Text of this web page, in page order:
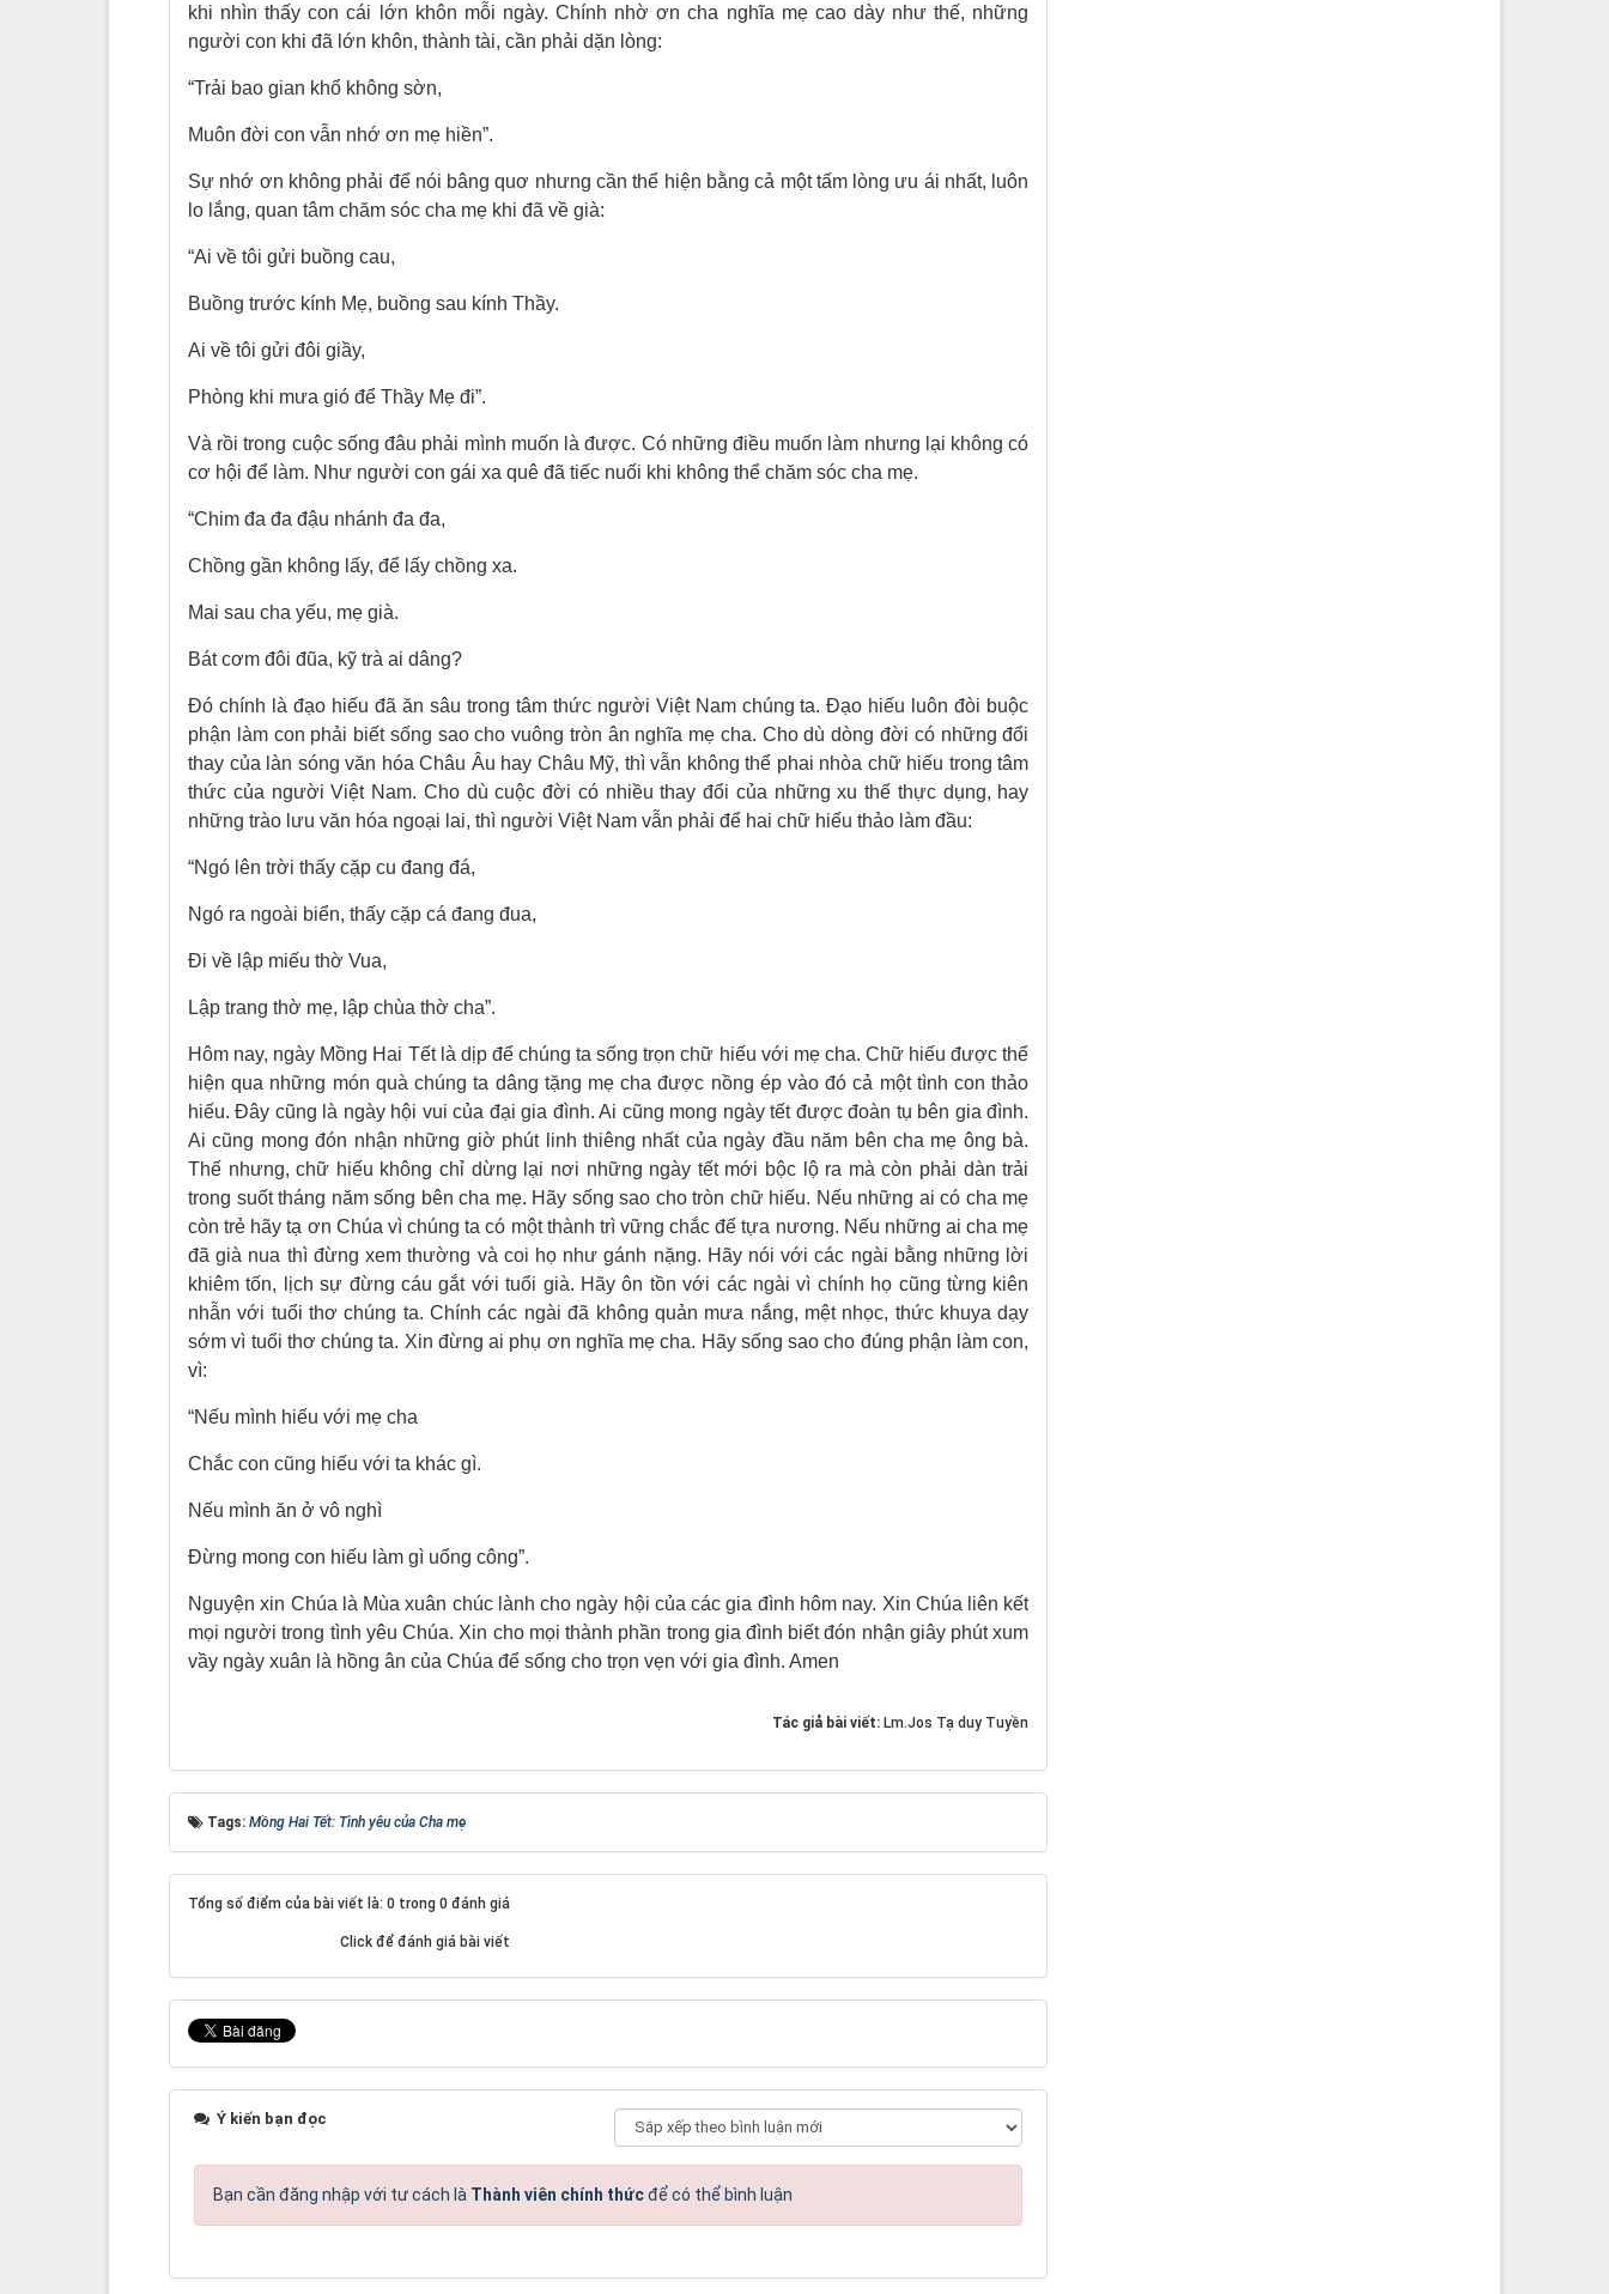
khi nhìn thấy con cái lớn khôn mỗi ngày. Chính nhờ ơn cha nghĩa mẹ cao dày như thế, những
người con khi đã lớn khôn, thành tài, cần phải dặn lòng:
“Trải bao gian khổ không sờn,
Muôn đời con vẫn nhớ ơn mẹ hiền”.
Sự nhớ ơn không phải để nói bâng quơ nhưng cần thể hiện bằng cả một tấm lòng ưu ái nhất, luôn
lo lắng, quan tâm chăm sóc cha mẹ khi đã về già:
“Ai về tôi gửi buồng cau,
Buồng trước kính Mẹ, buồng sau kính Thầy.
Ai về tôi gửi đôi giầy,
Phòng khi mưa gió để Thầy Mẹ đi”.
Và rồi trong cuộc sống đâu phải mình muốn là được. Có những điều muốn làm nhưng lại không có
cơ hội để làm. Như người con gái xa quê đã tiếc nuối khi không thể chăm sóc cha mẹ.
“Chim đa đa đậu nhánh đa đa,
Chồng gần không lấy, để lấy chồng xa.
Mai sau cha yếu, mẹ già.
Bát cơm đôi đũa, kỹ trà ai dâng?
Đó chính là đạo hiếu đã ăn sâu trong tâm thức người Việt Nam chúng ta. Đạo hiếu luôn đòi buộc
phận làm con phải biết sống sao cho vuông tròn ân nghĩa mẹ cha. Cho dù dòng đời có những đổi
thay của làn sóng văn hóa Châu Âu hay Châu Mỹ, thì vẫn không thể phai nhòa chữ hiếu trong tâm
thức của người Việt Nam. Cho dù cuộc đời có nhiều thay đổi của những xu thế thực dụng, hay
những trào lưu văn hóa ngoại lai, thì người Việt Nam vẫn phải để hai chữ hiếu thảo làm đầu:
“Ngó lên trời thấy cặp cu đang đá,
Ngó ra ngoài biển, thấy cặp cá đang đua,
Đi về lập miếu thờ Vua,
Lập trang thờ mẹ, lập chùa thờ cha”.
Hôm nay, ngày Mồng Hai Tết là dịp để chúng ta sống trọn chữ hiếu với mẹ cha. Chữ hiếu được thể
hiện qua những món quà chúng ta dâng tặng mẹ cha được nồng ép vào đó cả một tình con thảo
hiếu. Đây cũng là ngày hội vui của đại gia đình. Ai cũng mong ngày tết được đoàn tụ bên gia đình.
Ai cũng mong đón nhận những giờ phút linh thiêng nhất của ngày đầu năm bên cha mẹ ông bà.
Thế nhưng, chữ hiếu không chỉ dừng lại nơi những ngày tết mới bộc lộ ra mà còn phải dàn trải
trong suốt tháng năm sống bên cha mẹ. Hãy sống sao cho tròn chữ hiếu. Nếu những ai có cha mẹ
còn trẻ hãy tạ ơn Chúa vì chúng ta có một thành trì vững chắc để tựa nương. Nếu những ai cha mẹ
đã già nua thì đừng xem thường và coi họ như gánh nặng. Hãy nói với các ngài bằng những lời
khiêm tốn, lịch sự đừng cáu gắt với tuổi già. Hãy ôn tồn với các ngài vì chính họ cũng từng kiên
nhẫn với tuổi thơ chúng ta. Chính các ngài đã không quản mưa nắng, mệt nhọc, thức khuya dạy
sớm vì tuổi thơ chúng ta. Xin đừng ai phụ ơn nghĩa mẹ cha. Hãy sống sao cho đúng phận làm con,
vì:
“Nếu mình hiếu với mẹ cha
Chắc con cũng hiếu với ta khác gì.
Nếu mình ăn ở vô nghì
Đừng mong con hiếu làm gì uổng công”.
Nguyện xin Chúa là Mùa xuân chúc lành cho ngày hội của các gia đình hôm nay. Xin Chúa liên kết
mọi người trong tình yêu Chúa. Xin cho mọi thành phần trong gia đình biết đón nhận giây phút xum
vầy ngày xuân là hồng ân của Chúa để sống cho trọn vẹn với gia đình. Amen
Tác giả bài viết:Lm.Jos Tạ duy Tuyền
Tags: Mồng Hai Tết: Tình yêu của Cha mẹ
Tổng số điểm của bài viết là: 0 trong 0 đánh giá
Click để đánh giá bài viết
Ý kiến bạn đọc
Bạn cần đăng nhập với tư cách là Thành viên chính thứcđể có thể bình luận